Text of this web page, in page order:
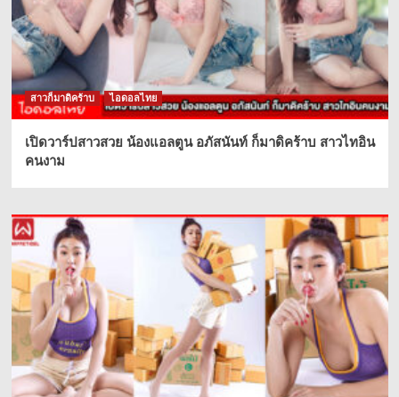
สาวก็มาดิคร้าบ ไอดอลไทย
เปิดวาร์ปสาวสวย น้องแอลตูน อภัสนันท์ ก็มาดิคร้าบ สาวไทอิน
คนงาม